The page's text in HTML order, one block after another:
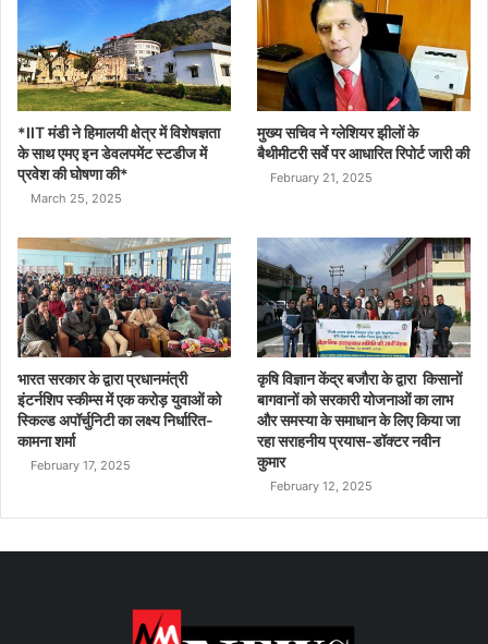
*IIT मंडी ने हिमालयी क्षेत्र में विशेषज्ञता
के साथ एमए इन डेवलपमेंट स्टडीज में
प्रवेश की घोषणा की*
March 25, 2025
मुख्य सचिव ने ग्लेशियर झीलों के
बैथीमीटरी सर्वे पर आधारित रिपोर्ट जारी की
February 21, 2025
भारत सरकार के द्वारा प्रधानमंत्री
इंटर्नशिप स्कीम्स में एक करोड़ युवाओं को
स्किल्ड अपॉर्चुनिटी का लक्ष्य निर्धारित-
कामना शर्मा
February 17, 2025
कृषि विज्ञान केंद्र बजौरा के द्वारा किसानों
बागवानों को सरकारी योजनाओं का लाभ
और समस्या के समाधान के लिए किया जा
रहा सराहनीय प्रयास-डॉक्टर नवीन
कुमार
February 12, 2025